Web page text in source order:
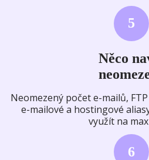
5
Něco
Neomezený počet e-mailů,
e-mailové a hostingové
využít na
6